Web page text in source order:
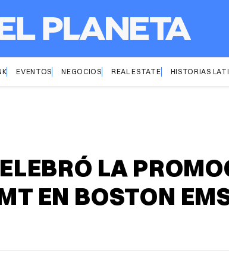
EVENTOS NEGOCIOS REAL ESTATE HISTORIAS
LA
EN BOSTON